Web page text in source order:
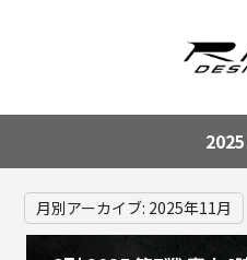
月別アーカイブ: 2025年11月